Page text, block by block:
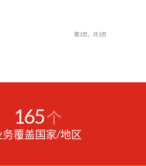
第3页，共3页
165个
务覆盖国家/地区